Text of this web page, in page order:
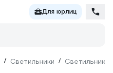
Для юрлиц
/ Светильники / Светильники